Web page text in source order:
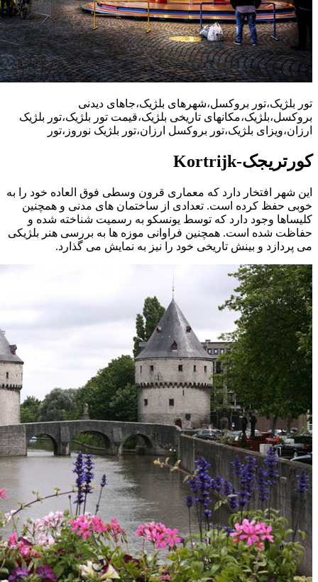
تور بلژیک،تور بروکسل،شهرهای بلژیک،جاهای دیدنی
بروکسل،بلژیک،مکانهای تاریخی بلژیک،قیمت تور بلژیک،تور بلژیک
ارزان،ویزای بلژیک،تور بروکسل ارزان،تور بلژیک نوروز،تور
کورتریجک-Kortrijk
این شهر افتخار دارد که معماری قرون وسطی فوق العاده خود را به
خوبی حفظ کرده است. تعدادی از ساختمان های مدنی و همچنین
کلیساها وجود دارد که توسط یونسکو به رسمیت شناخته شده و
حفاظت شده است. همچنین فراوانی موزه ها به بررسی هنر بلژیکی
می پردازد و بینش تاریخی خود را نیز به نمایش می گذارد.